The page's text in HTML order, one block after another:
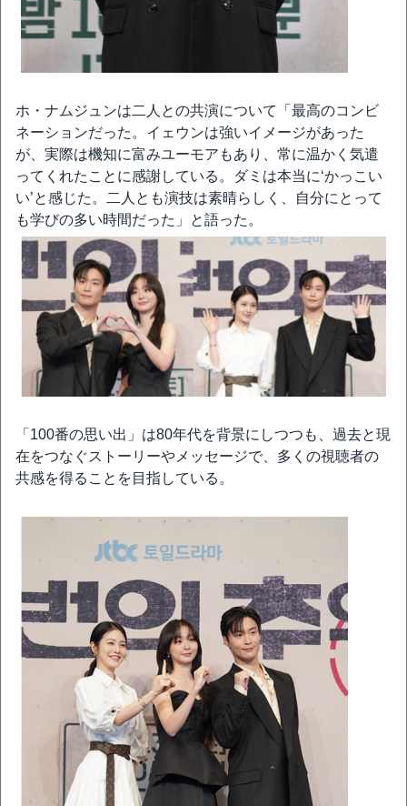
ホ・ナムジュンは二人との共演について「最高のコンビ
ネーションだった。イェウンは強いイメージがあった
が、実際は機知に富みユーモアもあり、常に温かく気遣
ってくれたことに感謝している。ダミは本当に‘かっこい
い’と感じた。二人とも演技は素晴らしく、自分にとって
も学びの多い時間だった」と語った。
「100番の思い出」は80年代を背景にしつつも、過去と現
在をつなぐストーリーやメッセージで、多くの視聴者の
共感を得ることを目指している。